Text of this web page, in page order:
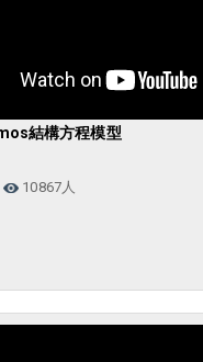
結構方程模型
10867人